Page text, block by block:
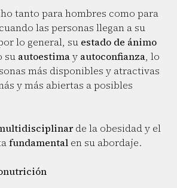
tanto para hombres como para
las personas llegan a su
lo general, su estado de ánimo
su autoestimay autoconfianza, lo
más disponibles y atractivas
y más abiertas a posibles
de la obesidad y el
fundamental en su abordaje.